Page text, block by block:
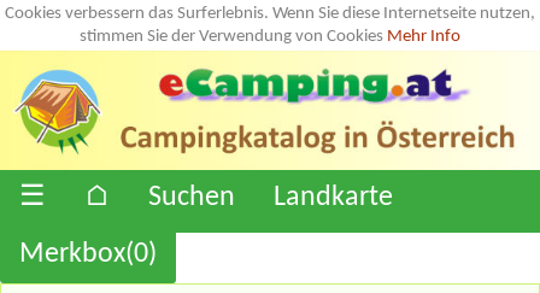
Cookies verbessern das Surferlebnis. Wenn Sie diese Internetseite nutzen,
stimmen Sie der Verwendung von Cookies Mehr Info
☰ ⌂ Suchen
Landkarte
Merkbox(0)